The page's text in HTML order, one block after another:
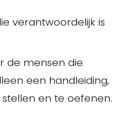
verantwoordelijk is
de mensen die
een handleiding,
en te oefenen.